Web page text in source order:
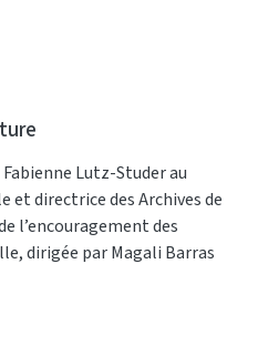
Lutz-Studer au
et directrice des Archives de
l’encouragement des
dirigée par Magali Barras